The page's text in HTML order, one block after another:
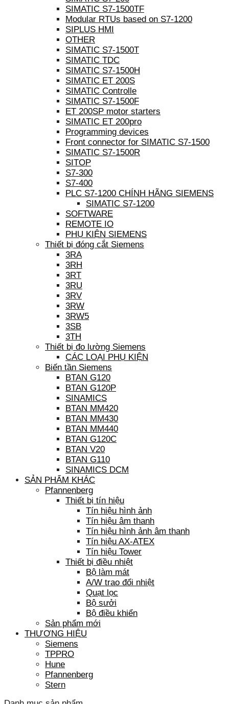
SIMATIC S7-1500TF
Modular RTUs based on S7-1200
SIPLUS HMI
OTHER
SIMATIC S7-1500T
SIMATIC TDC
SIMATIC S7-1500H
SIMATIC ET 200S
SIMATIC Controlle
SIMATIC S7-1500F
ET 200SP motor starters
SIMATIC ET 200pro
Programming devices
Front connector for SIMATIC S7-1500
SIMATIC S7-1500R
SITOP
S7-300
S7-400
PLC S7-1200 CHÍNH HÃNG SIEMENS
SIMATIC S7-1200
SOFTWARE
REMOTE IO
PHỤ KIỆN SIEMENS
Thiết bị đóng cắt Siemens
3RA
3RH
3RT
3RU
3RV
3RW
3RW5
3SB
3TH
Thiết bị đo lường Siemens
CÁC LOẠI PHỤ KIỆN
Biến tần Siemens
BTAN G120
BTAN G120P
SINAMICS
BTAN MM420
BTAN MM430
BTAN MM440
BTAN G120C
BTAN V20
BTAN G110
SINAMICS DCM
SẢN PHẨM KHÁC
Pfannenberg
Thiết bị tín hiệu
Tín hiệu hình ảnh
Tín hiệu âm thanh
Tín hiệu hình ảnh âm thanh
Tín hiệu AX-ATEX
Tín hiệu Tower
Thiết bị điều nhiệt
Bộ làm mát
A/W trao đổi nhiệt
Quạt lọc
Bộ sưởi
Bộ điều khiển
Sản phẩm mới
THƯƠNG HIỆU
Siemens
TPPRO
Hune
Pfannenberg
Stern